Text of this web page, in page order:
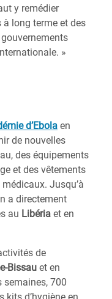
y remédier
long terme et des
»
d’Ebola en
de nouvelles
des équipements
et des vêtements
Jusqu’à
a directement
au Libéria et en
de
Bissau et en
semaines, 700